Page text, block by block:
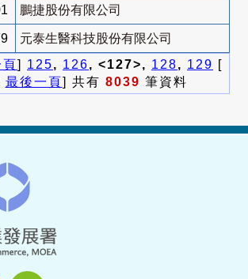
鵬捷股份有限公司
元泰生醫科技股份有限公司
頁] 125, 126, <127>, 128, 129 [
最後一頁] 共有 8039 筆資料